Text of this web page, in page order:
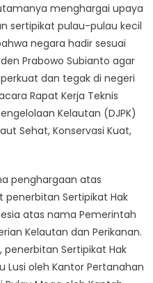
menghargai upaya
sertipikat pulau-pulau kecil
negara hadir sesuai
Prabowo Subianto agar
dan tegak di negeri
Rapat Kerja Teknis
Kelautan (DJPK)
Sehat, Konservasi Kuat,
penghargaan atas
Sertipikat Hak
atas nama Pemerintah
Kelautan dan Perikanan.
Sertipikat Hak
Lusi oleh Kantor Pertanahan